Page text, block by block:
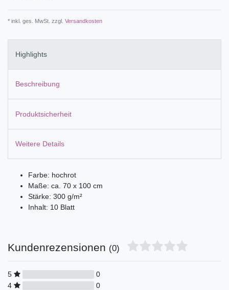
* inkl. ges. MwSt. zzgl. Versandkosten
Highlights
Beschreibung
Produktsicherheit
Weitere Details
Farbe: hochrot
Maße: ca. 70 x 100 cm
Stärke: 300 g/m²
Inhalt: 10 Blatt
Kundenrezensionen (0)
5
0
4
0